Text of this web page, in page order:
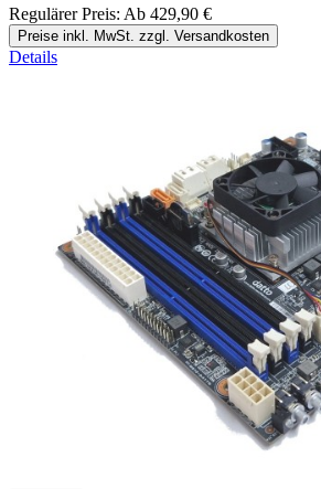
Regulärer Preis: Ab 429,90 €
Preise inkl. MwSt. zzgl. Versandkosten
Details